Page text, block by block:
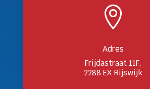

Adres
Frijdastraat 11F,
2288 EX Rijswijk